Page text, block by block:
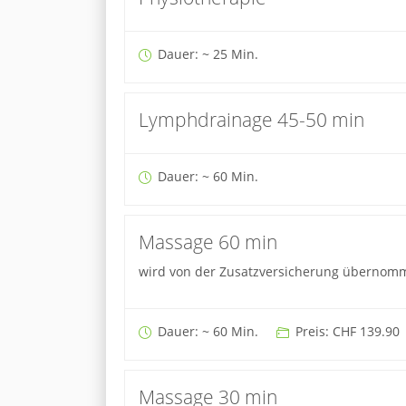
Dauer: ~ 25 Min.
Lymphdrainage 45-50 min
Dauer: ~ 60 Min.
Massage 60 min
wird von der Zusatzversicherung
Dauer: ~ 60 Min. Preis: CHF 139.90
Massage 30 min